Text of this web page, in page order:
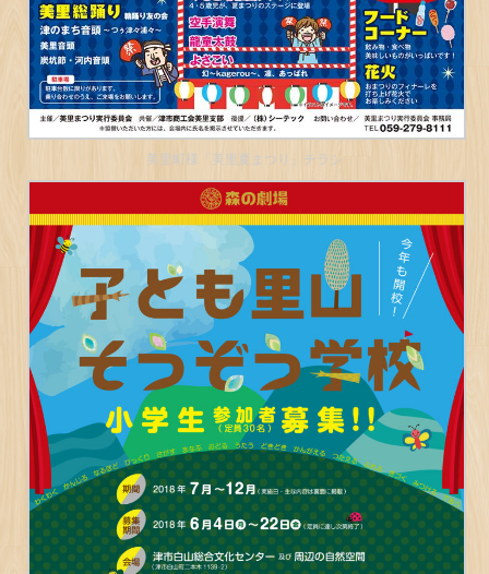
美里町様「美里夏まつり」チラシ